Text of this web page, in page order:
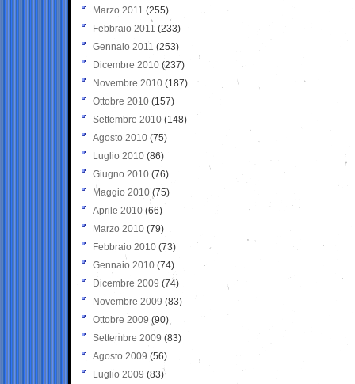
Marzo 2011 (255)
Febbraio 2011 (233)
Gennaio 2011 (253)
Dicembre 2010 (237)
Novembre 2010 (187)
Ottobre 2010 (157)
Settembre 2010 (148)
Agosto 2010 (75)
Luglio 2010 (86)
Giugno 2010 (76)
Maggio 2010 (75)
Aprile 2010 (66)
Marzo 2010 (79)
Febbraio 2010 (73)
Gennaio 2010 (74)
Dicembre 2009 (74)
Novembre 2009 (83)
Ottobre 2009 (90)
Settembre 2009 (83)
Agosto 2009 (56)
Luglio 2009 (83)